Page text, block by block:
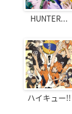
HUNTER...
ハイキュー!!